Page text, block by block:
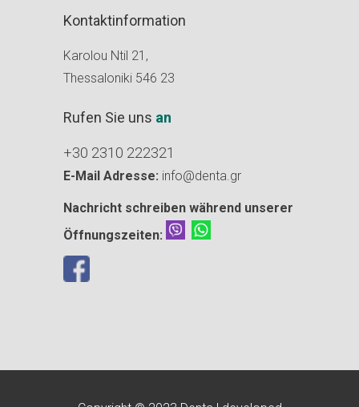
Kontaktinformation
Karolou Ntil 21,
Thessaloniki 546 23
Rufen Sie uns an
+30 2310 222321
E-Mail Adresse: info@denta.gr
Nachricht schreiben während unserer
Öffnungszeiten: